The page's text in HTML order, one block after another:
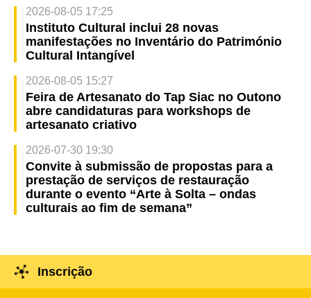
2026-08-05 17:25
Instituto Cultural inclui 28 novas
manifestações no Inventário do Património
Cultural Intangível
2026-08-05 15:27
Feira de Artesanato do Tap Siac no Outono
abre candidaturas para workshops de
artesanato criativo
2026-07-30 19:30
Convite à submissão de propostas para a
prestação de serviços de restauração
durante o evento “Arte à Solta – ondas
culturais ao fim de semana”
Inscrição